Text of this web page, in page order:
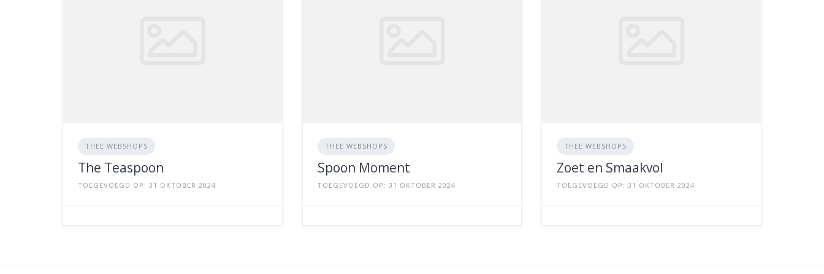
THEE WEBSHOPS
The Teaspoon
TOEGEVOEGD OP: 31 OKTOBER 2024
THEE WEBSHOPS
Spoon Moment
TOEGEVOEGD OP: 31 OKTOBER 2024
THEE WEBSHOPS
Zoet en Smaakvol
TOEGEVOEGD OP: 31 OKTOBER 2024